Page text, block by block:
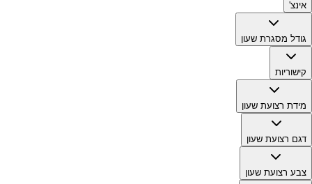
אינצ'
גודל מסגרת שעון
קישוריות
מידת רצועת שעון
דגם רצועת שעון
צבע רצועת שעון